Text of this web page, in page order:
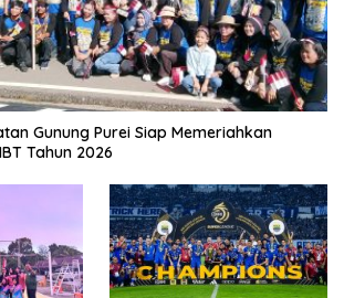
Gunung Purei Siap Memeriahkan
Tahun 2026